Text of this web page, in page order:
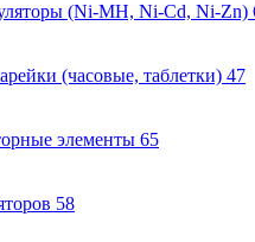
(Ni-MH, Ni-Cd, Ni-Zn)
(часовые, таблетки) 47
элементы 65
58